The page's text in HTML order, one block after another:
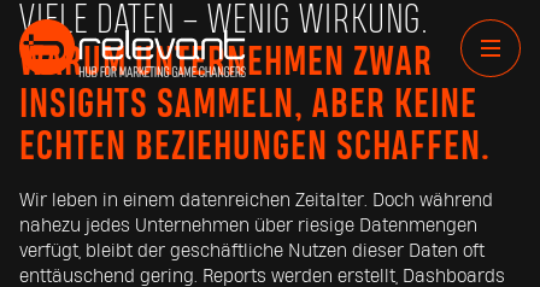
VIELE DATEN – WENIG WIRKUNG.
WARUM UNTERNEHMEN ZWAR
INSIGHTS SAMMELN, ABER KEINE
ECHTEN BEZIEHUNGEN SCHAFFEN.
Wir leben in einem datenreichen Zeitalter. Doch während
nahezu jedes Unternehmen über riesige Datenmengen
verfügt, bleibt der geschäftliche Nutzen dieser Daten oft
enttäuschend gering. Reports werden erstellt, Dashboards